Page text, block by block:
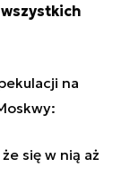
na
się w nią aż